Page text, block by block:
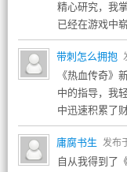
精心研究，我
已经在游戏中
带刺怎么拥抱
《热血传奇》
中的指导，我
中迅速积累了
庸腐书生 发布
自从我得到了